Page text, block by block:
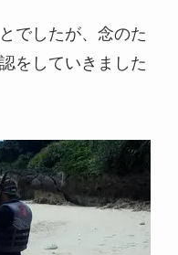
でしたが、念のた
をしていきました